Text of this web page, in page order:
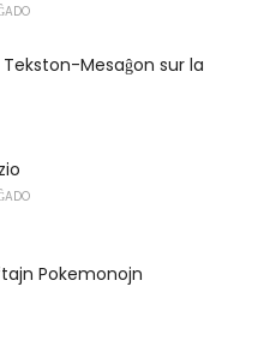
Mesaĝon sur la
Pokemonojn